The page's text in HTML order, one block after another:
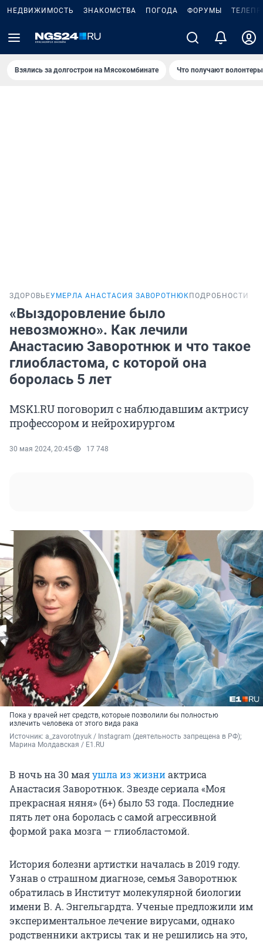
НЕДВИЖИМОСТЬ ЗНАКОМСТВА ПОГОДА ФОРУМЫ
Взялись за долгострои на Мясокомбинате Что получают
ЗДОРОВЬЕУМЕРЛА АНАСТАСИЯ ЗАВОРОТНЮК ПОДРОБНОСТИ
«Выздоровление было
невозможно». Как лечили
Анастасию Заворотнюк и что такое
глиобластома, с которой она
боролась 5 лет
MSK1.RU поговорил с наблюдавшим актрису
профессором и нейрохирургом
30 мая 2024, 20:45 17 748
Пока у врачей нет средств, которые позволили бы полностью
излечить человека от этого вида рака
Источник: a_zavorotnyuk / Instagram (деятельность запрещена в РФ);
Марина Молдавская / E1.RU
В ночь на 30 маяушла из жизниактриса
Анастасия Заворотнюк. Звезде сериала «Моя
прекрасная няня» (6+) было 53 года. Последние
пять лет она боролась с самой агрессивной
формой рака мозга — глиобластомой.
История болезни артистки началась в 2019 году.
Узнав о страшном диагнозе, семья Заворотнюк
обратилась в Институт молекулярной биологии
имени В. А. Энгельгардта. Ученые предложили им
экспериментальное лечение вирусами, однако
родственники актрисы так и не решились на это,